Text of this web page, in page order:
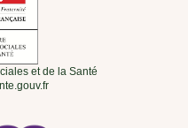
et de la Santé